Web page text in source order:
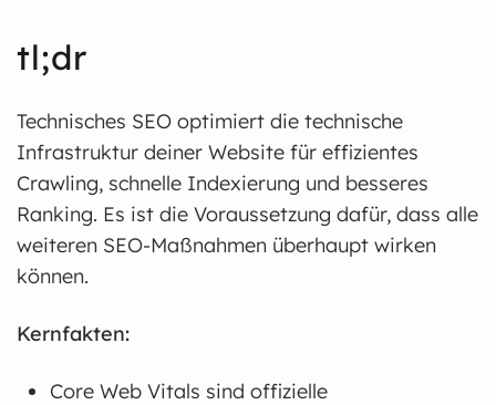
tl;dr
Technisches SEO optimiert die technische
Infrastruktur deiner Website für effizientes
Crawling, schnelle Indexierung und besseres
Ranking. Es ist die Voraussetzung dafür, dass alle
weiteren SEO-Maßnahmen überhaupt wirken
können.
Kernfakten:
Core Web Vitals sind offizielle